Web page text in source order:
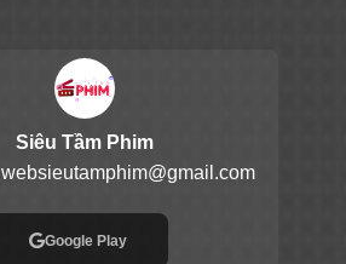
Siêu Tầm Phim
websieutamphim@gmail.com
Google Play